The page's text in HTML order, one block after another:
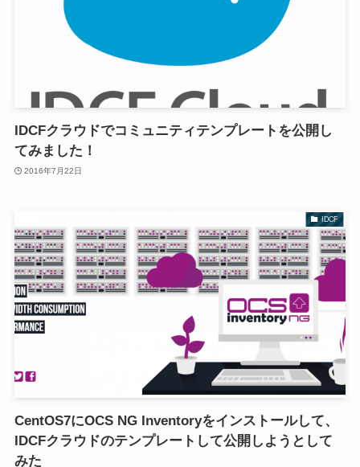
IDCFクラウドでコミュニティテンプレートを公開し
てみました！
2016年7月22日
IDCF
CentOS7にOCS NG Inventoryをインストールして、
IDCFクラウドのテンプレートして公開しようとして
みた